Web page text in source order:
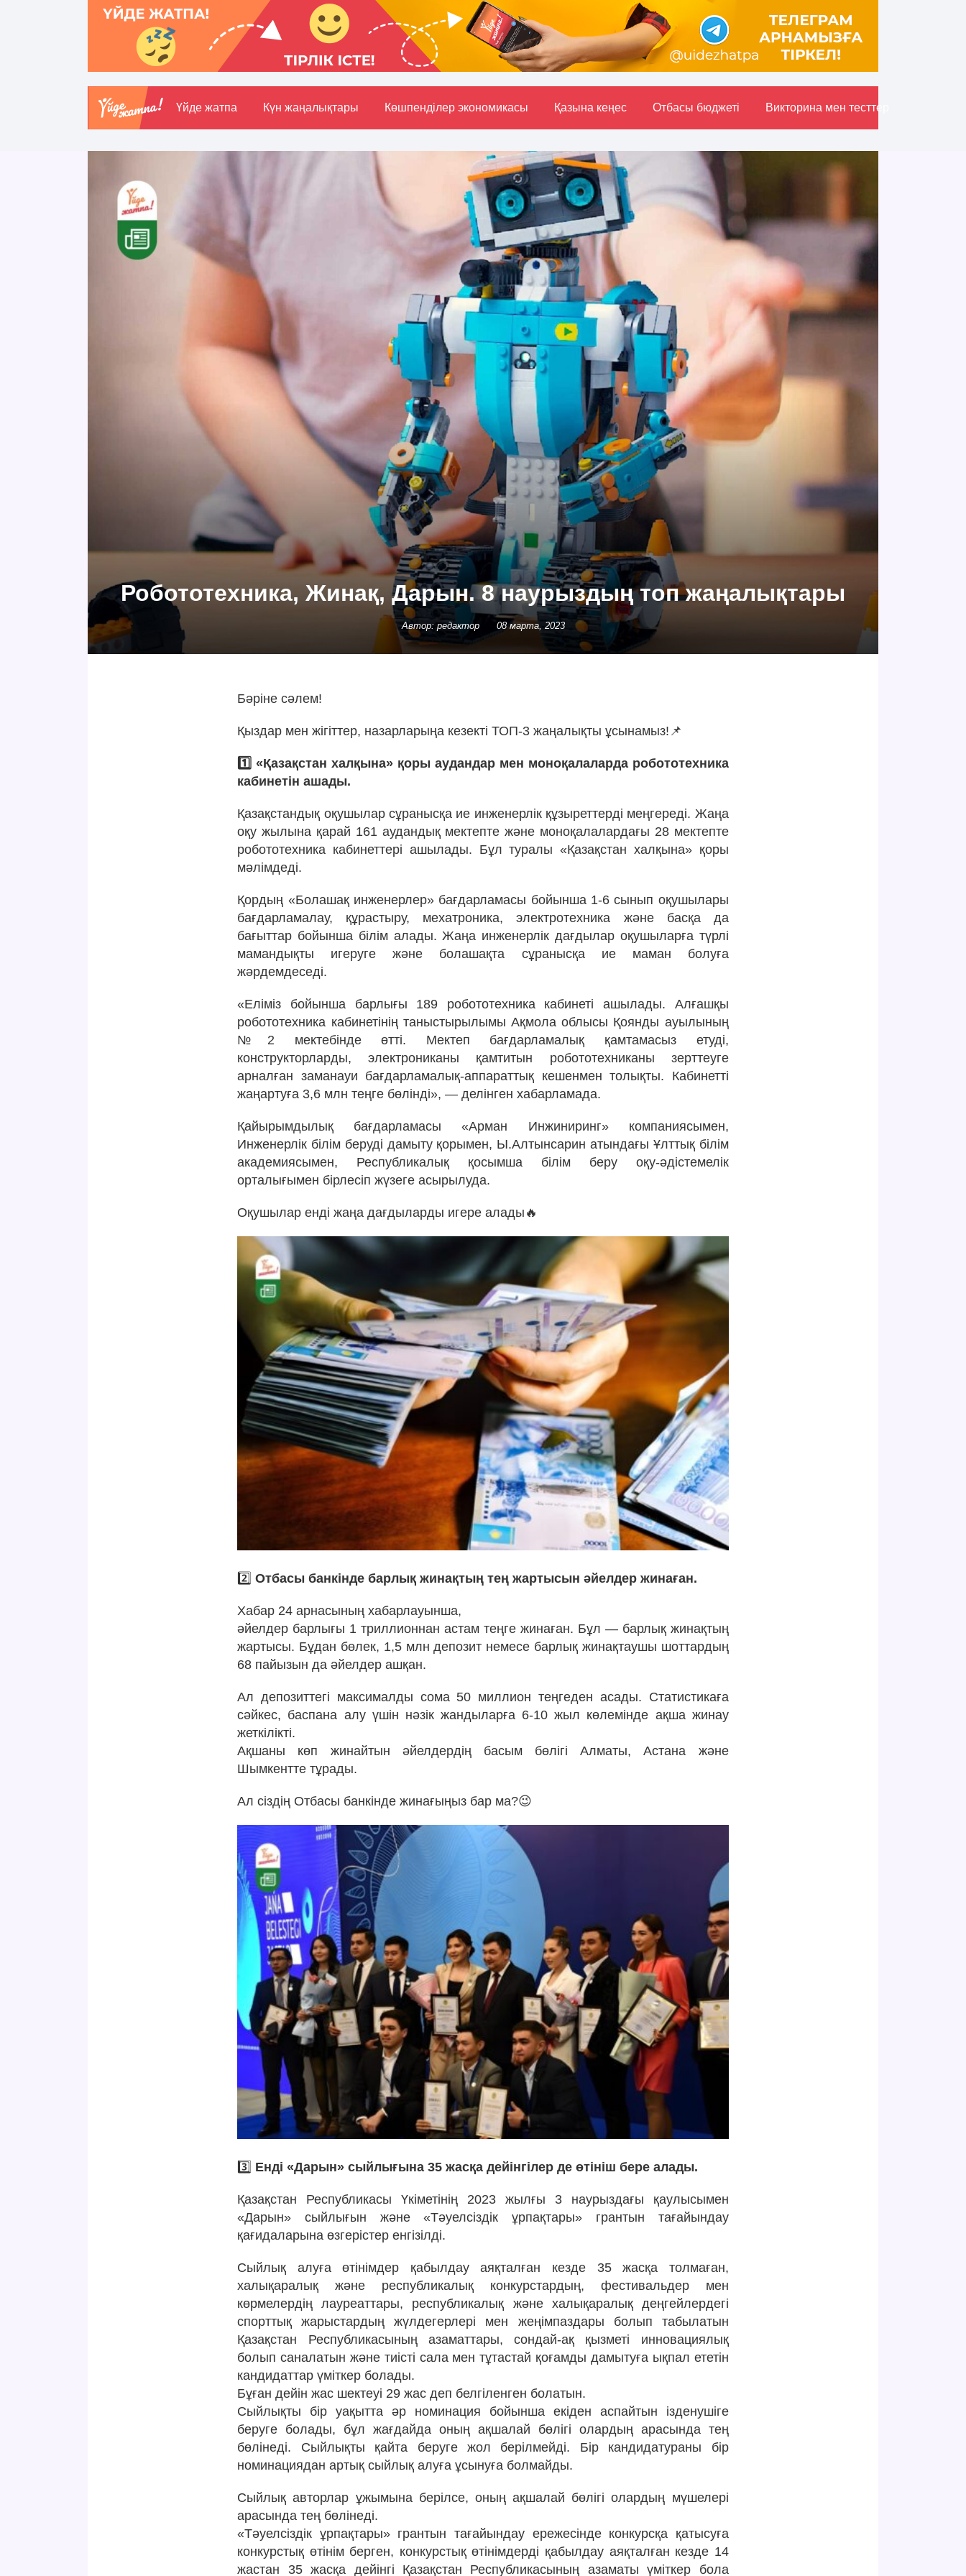
Үйде жатпа Күн жаңалықтары Көшпенділер экономикасы Қазына кеңес Отбасы бюджетi Викторина мен тесттер
Робототехника, Жинақ, Дарын. 8 наурыздың топ жаңалықтары
Автор: редактор 08 марта, 2023
Бәріне сәлем!
Қыздар мен жігіттер, назарларыңа кезекті ТОП-3 жаңалықты ұсынамыз!📌
1️⃣ «Қазақстан халқына» қоры аудандар мен моноқалаларда робототехника
кабинетін ашады.
Қазақстандық оқушылар сұранысқа ие инженерлік құзыреттерді меңгереді. Жаңа
оқу жылына қарай 161 аудандық мектепте және моноқалалардағы 28 мектепте
робототехника кабинеттері ашылады. Бұл туралы «Қазақстан халқына» қоры
мәлімдеді.
Қордың «Болашақ инженерлер» бағдарламасы бойынша 1-6 сынып оқушылары
бағдарламалау, құрастыру, мехатроника, электротехника және басқа да
бағыттар бойынша білім алады. Жаңа инженерлік дағдылар оқушыларға түрлі
мамандықты игеруге және болашақта сұранысқа ие маман болуға
жәрдемдеседі.
«Еліміз бойынша барлығы 189 робототехника кабинеті ашылады. Алғашқы
робототехника кабинетінің таныстырылымы Ақмола облысы Қоянды ауылының
№2 мектебінде өтті. Мектеп бағдарламалық қамтамасыз етуді,
конструкторларды, электрониканы қамтитын робототехниканы зерттеуге
арналған заманауи бағдарламалық-аппараттық кешенмен толықты. Кабинетті
жаңартуға 3,6 млн теңге бөлінді», — делінген хабарламада.
Қайырымдылық бағдарламасы «Арман Инжиниринг» компаниясымен,
Инженерлік білім беруді дамыту қорымен, Ы.Алтынсарин атындағы Ұлттық білім
академиясымен, Республикалық қосымша білім беру оқу-әдістемелік
орталығымен бірлесіп жүзеге асырылуда.
Оқушылар енді жаңа дағдыларды игере алады🔥
2️⃣Отбасы банкінде барлық жинақтың тең жартысын әйелдер жинаған.
Хабар 24 арнасының хабарлауынша,
әйелдер барлығы 1 триллионнан астам теңге жинаған. Бұл — барлық жинақтың
жартысы. Бұдан бөлек, 1,5 млн депозит немесе барлық жинақтаушы шоттардың
68 пайызын да әйелдер ашқан.
Ал депозиттегі максималды сома 50 миллион теңгеден асады. Статистикаға
сәйкес, баспана алу үшін нәзік жандыларға 6-10 жыл көлемінде ақша жинау
жеткілікті.
Ақшаны көп жинайтын әйелдердің басым бөлігі Алматы, Астана және
Шымкентте тұрады.
Ал сіздің Отбасы банкінде жинағыңыз бар ма?😉
3️⃣ Енді «Дарын» сыйлығына 35 жасқа дейінгілер де өтініш бере алады.
Қазақстан Республикасы Үкіметінің 2023 жылғы 3 наурыздағы қаулысымен
«Дарын» сыйлығын және «Тәуелсіздік ұрпақтары» грантын тағайындау
қағидаларына өзгерістер енгізілді.
Сыйлық алуға өтінімдер қабылдау аяқталған кезде 35 жасқа толмаған,
халықаралық және республикалық конкурстардың, фестивальдер мен
көрмелердің лауреаттары, республикалық және халықаралық деңгейлердегі
спорттық жарыстардың жүлдегерлері мен жеңімпаздары болып табылатын
Қазақстан Республикасының азаматтары, сондай-ақ қызметі инновациялық
болып саналатын және тиісті сала мен тұтастай қоғамды дамытуға ықпал ететін
кандидаттар үміткер болады.
Бұған дейін жас шектеуі 29 жас деп белгіленген болатын.
Сыйлықты бір уақытта әр номинация бойынша екіден аспайтын ізденушіге
беруге болады, бұл жағдайда оның ақшалай бөлігі олардың арасында тең
бөлінеді. Сыйлықты қайта беруге жол берілмейді. Бiр кандидатураны бiр
номинациядан артық сыйлық алуға ұсынуға болмайды.
Сыйлық авторлар ұжымына берiлсе, оның ақшалай бөлiгi олардың мүшелері
арасында тең бөлiнедi.
«Тәуелсіздік ұрпақтары» грантын тағайындау ережесінде конкурсқа қатысуға
конкурстық өтінім берген, конкурстық өтінімдерді қабылдау аяқталған кезде 14
жастан 35 жасқа дейінгі Қазақстан Республикасының азаматы үміткер бола